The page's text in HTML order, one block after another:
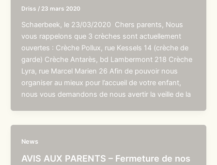
Driss / 23 mars 2020
Schaerbeek, le 23/03/2020 Chers parents, Nous
vous rappelons que 3 crèches sont actuellement
ouvertes : Crèche Pollux, rue Kessels 14 (crèche de
garde) Crèche Antarès, bd Lambermont 218 Crèche
Lyra, rue Marcel Marien 26 Afin de pouvoir nous
organiser au mieux pour l’accueil de votre enfant,
nous vous demandons de nous avertir la veille de la
News
AVIS AUX PARENTS – Fermeture de nos